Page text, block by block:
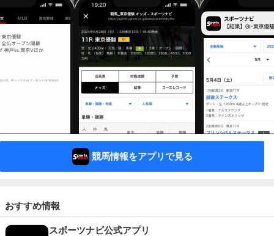
競馬情報をアプリで見る
おすすめ情報
スポーツナビ公式アプリ